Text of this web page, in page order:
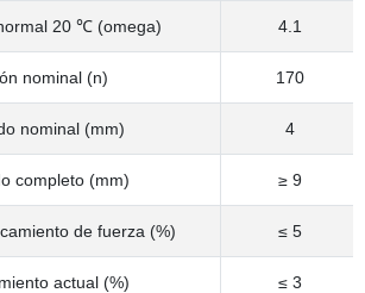
20 ℃ (omega) 4.1
nominal (n) 170
nominal (mm) 4
completo (mm) ≥ 9
de fuerza (%) ≤ 5
actual (%) ≤ 3